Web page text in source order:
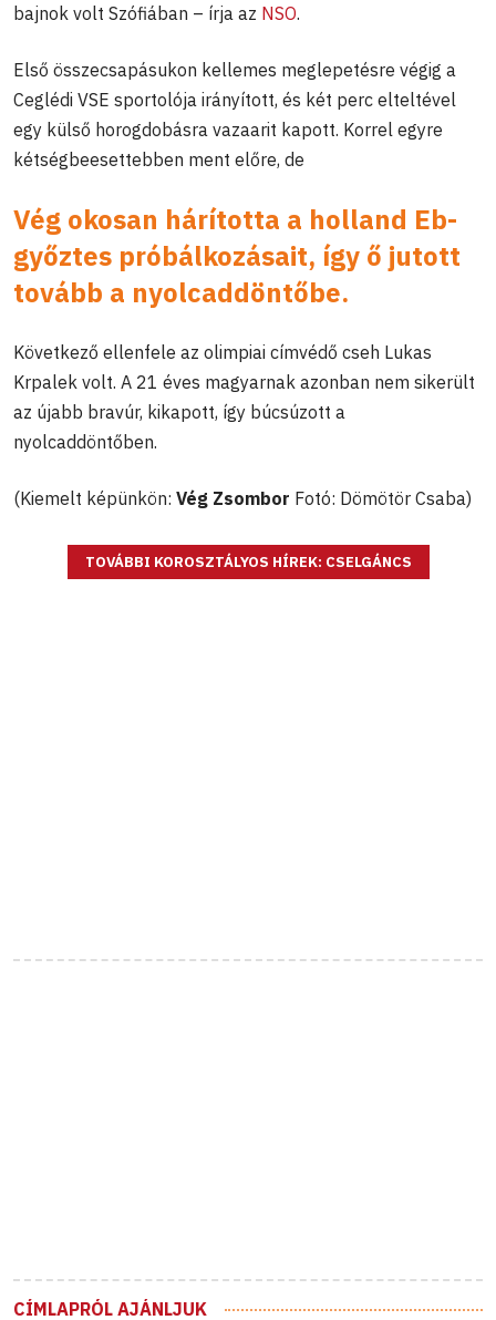
bajnok volt Szófiában – írja az NSO.
Első összecsapásukon kellemes meglepetésre végig a
Ceglédi VSE sportolója irányított, és két perc elteltével
egy külső horogdobásra vazaarit kapott. Korrel egyre
kétségbeesettebben ment előre, de
Vég okosan hárította a holland Eb-
győztes próbálkozásait, így ő jutott
tovább a nyolcaddöntőbe.
Következő ellenfele az olimpiai címvédő cseh Lukas
Krpalek volt. A 21 éves magyarnak azonban nem sikerült
az újabb bravúr, kikapott, így búcsúzott a
nyolcaddöntőben.
(Kiemelt képünkön: Vég Zsombor Fotó: Dömötör Csaba)
TOVÁBBI KOROSZTÁLYOS HÍREK: CSELGÁNCS
CÍMLAPRÓL AJÁNLJUK